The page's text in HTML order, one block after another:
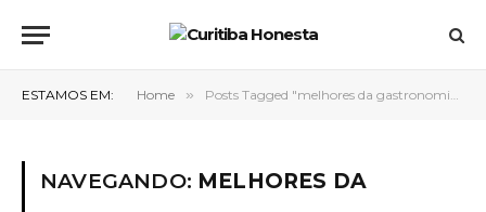
ESTAMOS EM: Home » Posts Tagged "melhores da gastronomia em curitiba"
NAVEGANDO: MELHORES DA